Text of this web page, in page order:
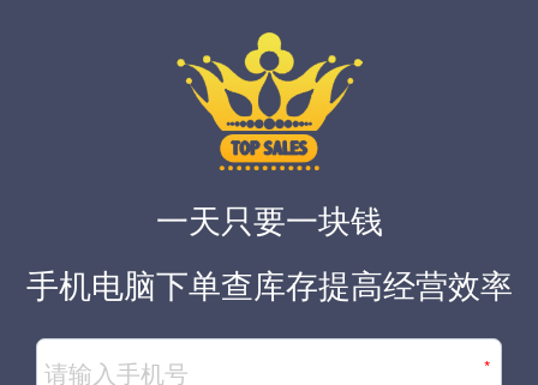
一天只要一块钱
手机电脑下单查库存提高经营效率
*